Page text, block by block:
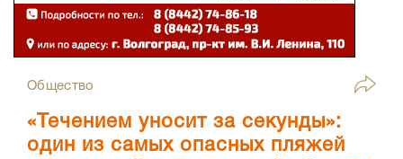
Общество
«Течением уносит за секунды»:
один из самых опасных пляжей